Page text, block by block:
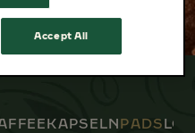
KAPSELNPADS
Accept All